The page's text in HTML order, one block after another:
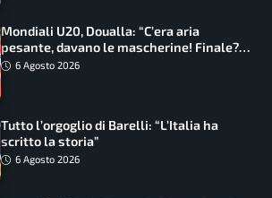
Mondiali U20, Doualla: “C’era aria
pesante, davano le mascherine! Finale?
Non ho nulla da perdere”
6 Agosto 2026
Tutto l’orgoglio di Barelli: “L’Italia ha
scritto la storia”
6 Agosto 2026